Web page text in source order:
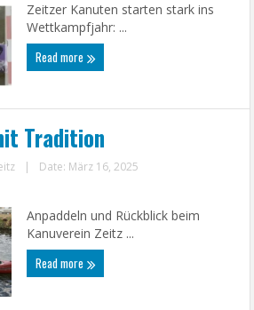
Zeitzer Kanuten starten stark ins
Wettkampfjahr: ...
Read more
Tradition
|
Date: März 16, 2025
Anpaddeln und Rückblick beim
Kanuverein Zeitz ...
Read more